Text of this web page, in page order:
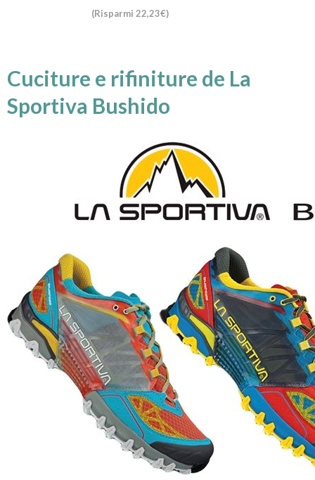
(Risparmi 22,23€)
Cuciture e rifiniture de La
Sportiva Bushido